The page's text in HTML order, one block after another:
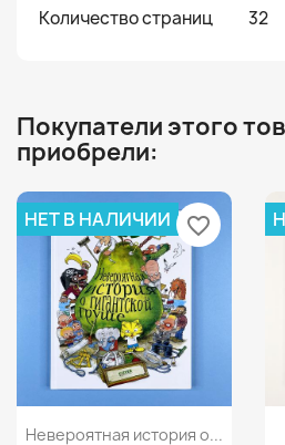
Количество страниц
32
Покупатели этого
приобрели:
Просмотр
Невероятная история о...
НЕТ В НАЛИЧИИ favorite_border